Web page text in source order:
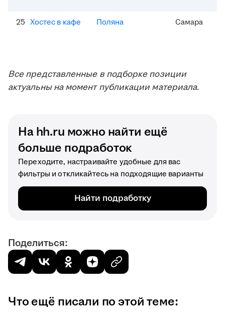
25 Хостес в кафе Поляна Самара
Все представленные в подборке позиции
актуальны на момент публикации материала.
На hh.ru можно найти ещё
больше подработок
Переходите, настраивайте удобные для вас
фильтры и откликайтесь на подходящие варианты
Найти подработку
Поделиться:
Что ещё писали по этой теме: